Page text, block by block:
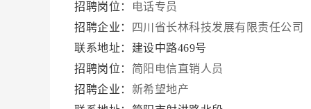
招聘岗位：
电话专员
招聘企业：
四川省长林科技发展有限责任公司
联系地址：建设中路469号
招聘岗位： 简阳电信直销人员
招聘企业： 新希望地产